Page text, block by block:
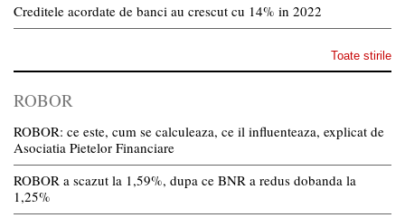
Creditele acordate de banci au crescut cu 14% in 2022
Toate stirile
ROBOR
ROBOR: ce este, cum se calculeaza, ce il influenteaza, explicat de
Asociatia Pietelor Financiare
ROBOR a scazut la 1,59%, dupa ce BNR a redus dobanda la
1,25%